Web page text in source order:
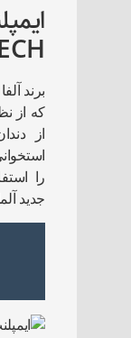
برند
که از
از
را
جدید